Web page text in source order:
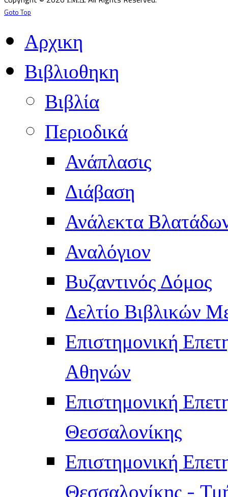
Goto Top
Αρχικη
Βιβλιοθηκη
Βιβλία
Περιοδικά
Ανάπλασις
Διάβαση
Ανάλεκτα
Αναλόγιον
Βυζαντινός Δόμος
Δελτίο Βιβλικών
Επιστημονική
Αθηνών
Επιστημονική
Θεσσαλονίκης
Επιστημονική
Θεσσαλονίκης -